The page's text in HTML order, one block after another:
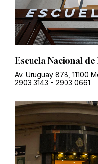
Escuela Nacional
Av. Uruguay 878, 11100
2903 3143 - 2903 0661